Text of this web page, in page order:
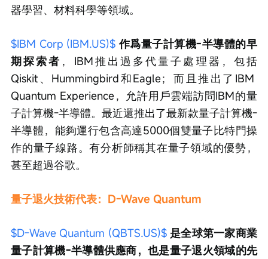
器學習、材料科學等領域。
$IBM Corp (IBM.US)$ 作爲量子計算機-半導體的早
期探索者 ，IBM推出過多代量子處理器，包括
Qiskit、Hummingbird和Eagle；而且推出了IBM
Quantum Experience，允許用戶雲端訪問IBM的量
子計算機-半導體。最近還推出了最新款量子計算機-
半導體，能夠運行包含高達5000個雙量子比特門操
作的量子線路。有分析師稱其在量子領域的優勢，
甚至超過谷歌。
量子退火技術代表：D-Wave Quantum
$D-Wave Quantum (QBTS.US)$ 是全球第一家商業
量子計算機-半導體供應商，也是量子退火領域的先